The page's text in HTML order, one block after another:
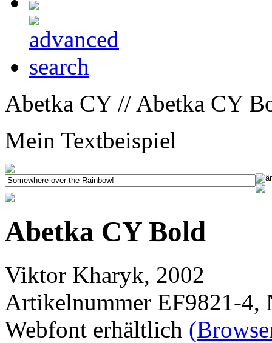
Abetka CY // Abetka CY
Mein Textbeispiel
Abetka CY Bold
Viktor Kharyk, 2002
Artikelnummer EF9821-4,
Webfont erhältlich